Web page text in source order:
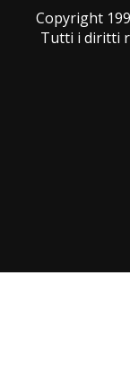
Copyright
Tutti i diritti